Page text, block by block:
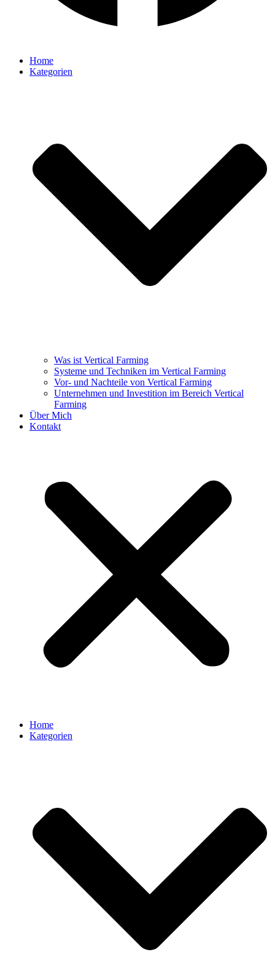
Home
Kategorien
Was ist Vertical Farming
Systeme und Techniken im Vertical Farming
Vor- und Nachteile von Vertical Farming
Unternehmen und Investition im Bereich Vertical
Farming
Über Mich
Kontakt
Home
Kategorien